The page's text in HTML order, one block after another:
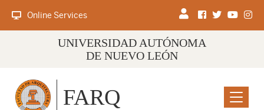
Online Services
UNIVERSIDAD AUTÓNOMA
DE NUEVO LEÓN
Menu
FARQ